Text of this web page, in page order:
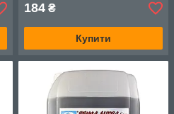
184 ₴
Купити